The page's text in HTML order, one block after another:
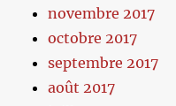
novembre 2017
octobre 2017
septembre 2017
août 2017